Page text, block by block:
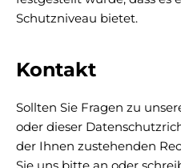
Schutzniveau bietet.
Kontakt
Sollten Sie Fragen zu
oder dieser
der Ihnen zustehenden